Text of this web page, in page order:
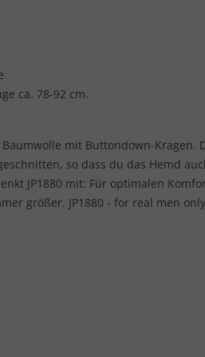
ca. 78-92 cm.
mit Buttondown-Kragen.
so dass du das Hemd
JP1880 mit: Für optimalen
größer. JP1880 - for real men